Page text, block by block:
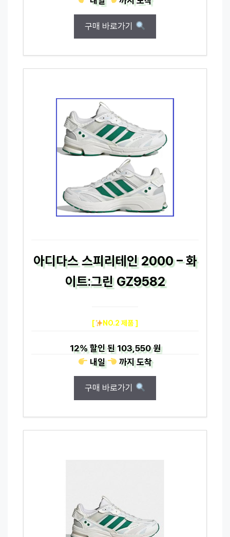
구매 바로가기
아디다스 스피리테인 2000 – 화
이트:그린 GZ9582
[ NO.2 제품 ]
12%할인 된103,550 원
내일
까지도착
구매 바로가기